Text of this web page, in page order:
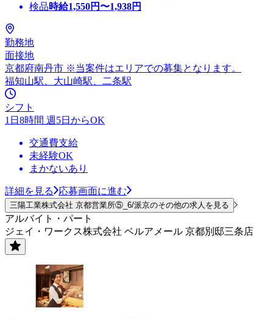
検品時給1,550円〜1,938円
勤務地
面接地
京都府南丹市 ※当案件はエリアでの募集となります。
福知山駅、大山崎駅、二条駅
シフト
1日8時間 週5日からOK
交通費支給
未経験OK
まかないあり
詳細を見る 応募画面に進む
三陽工業株式会社 京都営業所⑤_6/派京のその他の求人を見る
アルバイト・パート
ジェイ・ワークス株式会社 ベルアメール 京都別邸三条店